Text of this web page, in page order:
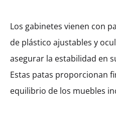
Los gabinetes vienen con
de plástico ajustables y
asegurar la estabilidad en
Estas patas proporcionan
equilibrio de los muebles